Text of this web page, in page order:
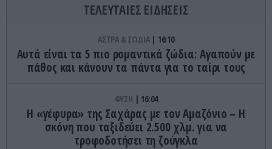
ΤΕΛΕΥΤΑΙΕΣ ΕΙΔΗΣΕΙΣ
ΑΣΤΡΑ & ΖΩΔΙΑ 16:10
Αυτά είναι τα 5 πιο ρομαντικά ζώδια: Αγαπούν με
πάθος και κάνουν τα πάντα για το ταίρι τους
ΦΥΣΗ 16:04
Η «γέφυρα» της Σαχάρας με τον Αμαζόνιο – Η
σκόνη που ταξιδεύει 2.500 χλμ. για να
τροφοδοτήσει τη ζούγκλα